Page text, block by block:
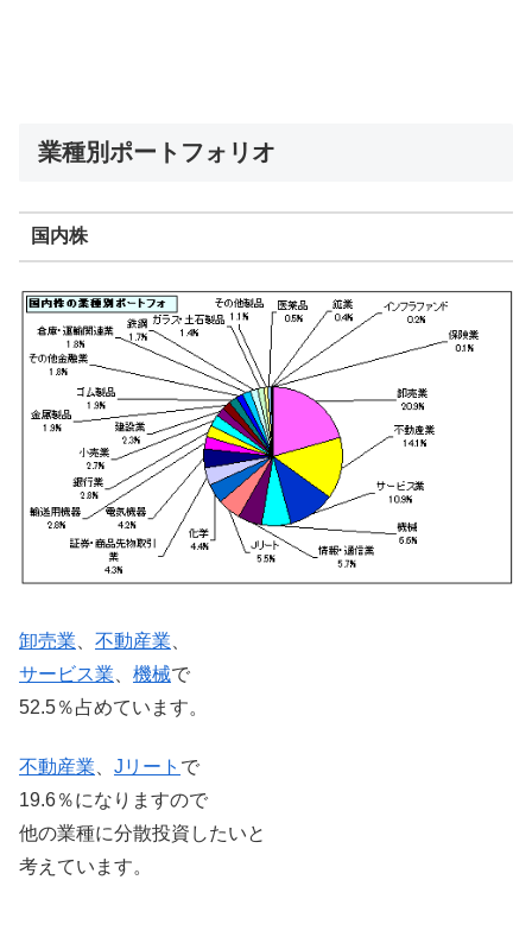
業種別ポートフォリオ
国内株
卸売業 不動産業
サービス業
機械で
52.5％占めています。
不動産業 Jリート で
19.6％になりますので
他の業種に分散投資したいと
考えています。